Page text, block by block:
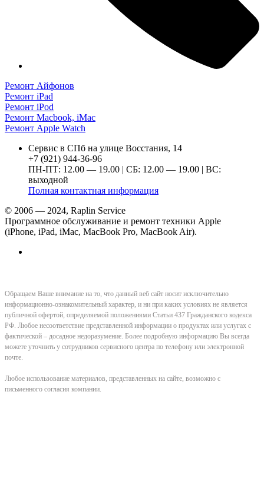
Ремонт Айфонов
Ремонт iPad
Ремонт iPod
Ремонт Macbook, iMac
Ремонт Apple Watch
Сервис в СПб на улице Восстания, 14
+7 (921) 944-36-96
ПН-ПТ: 12.00 — 19.00 | СБ: 12.00 — 19.00 | ВС:
выходной
Полная контактная информация
© 2006 — 2024, Raplin Service
Программное обслуживание и ремонт техники Apple
(iPhone, iPad, iMac, MacBook Pro, MacBook Air).
Обращаем Ваше внимание на то, что данный веб сайт носит исключительно
информационно-ознакомительный характер, и ни при каких условиях не является
публичной офертой, определяемой положениями Статьи 437 Гражданского кодекса
РФ. Любое несоответствие представленной информации о продуктах или услугах с
фактической – досадное недоразумение. Более подробную информацию Вы всегда
можете уточнить у сотрудников сервисного центра по телефону или электронной
почте.
Любое использование материалов, представленных на сайте, возможно с
письменного согласия компании.